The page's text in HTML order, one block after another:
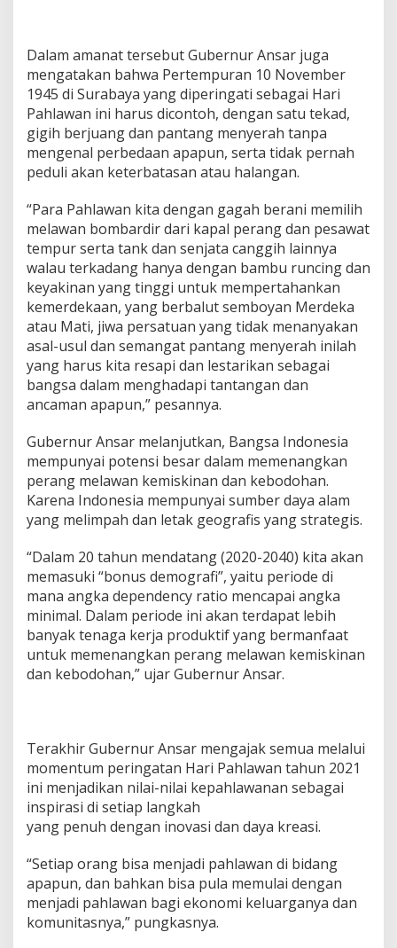
Dalam amanat tersebut Gubernur Ansar juga
mengatakan bahwa Pertempuran 10 November
1945 di Surabaya yang diperingati sebagai Hari
Pahlawan ini harus dicontoh, dengan satu tekad,
gigih berjuang dan pantang menyerah tanpa
mengenal perbedaan apapun, serta tidak pernah
peduli akan keterbatasan atau halangan.
“Para Pahlawan kita dengan gagah berani memilih
melawan bombardir dari kapal perang dan pesawat
tempur serta tank dan senjata canggih lainnya
walau terkadang hanya dengan bambu runcing dan
keyakinan yang tinggi untuk mempertahankan
kemerdekaan, yang berbalut semboyan Merdeka
atau Mati, jiwa persatuan yang tidak menanyakan
asal-usul dan semangat pantang menyerah inilah
yang harus kita resapi dan lestarikan sebagai
bangsa dalam menghadapi tantangan dan
ancaman apapun,” pesannya.
Gubernur Ansar melanjutkan, Bangsa Indonesia
mempunyai potensi besar dalam memenangkan
perang melawan kemiskinan dan kebodohan.
Karena Indonesia mempunyai sumber daya alam
yang melimpah dan letak geografis yang strategis.
“Dalam 20 tahun mendatang (2020-2040) kita akan
memasuki “bonus demografi”, yaitu periode di
mana angka dependency ratio mencapai angka
minimal. Dalam periode ini akan terdapat lebih
banyak tenaga kerja produktif yang bermanfaat
untuk memenangkan perang melawan kemiskinan
dan kebodohan,” ujar Gubernur Ansar.
Terakhir Gubernur Ansar mengajak semua melalui
momentum peringatan Hari Pahlawan tahun 2021
ini menjadikan nilai-nilai kepahlawanan sebagai
inspirasi di setiap langkah
yang penuh dengan inovasi dan daya kreasi.
“Setiap orang bisa menjadi pahlawan di bidang
apapun, dan bahkan bisa pula memulai dengan
menjadi pahlawan bagi ekonomi keluarganya dan
komunitasnya,” pungkasnya.